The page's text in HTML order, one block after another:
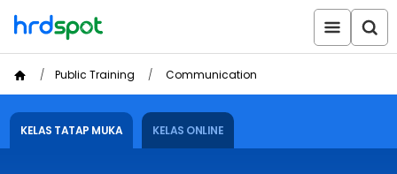
Public Training Communication
KELAS TATAP MUKA KELAS ONLINE